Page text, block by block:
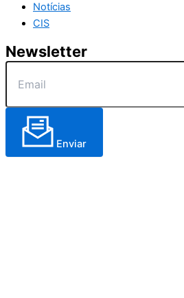
Notícias
CIS
Newsletter
Enviar